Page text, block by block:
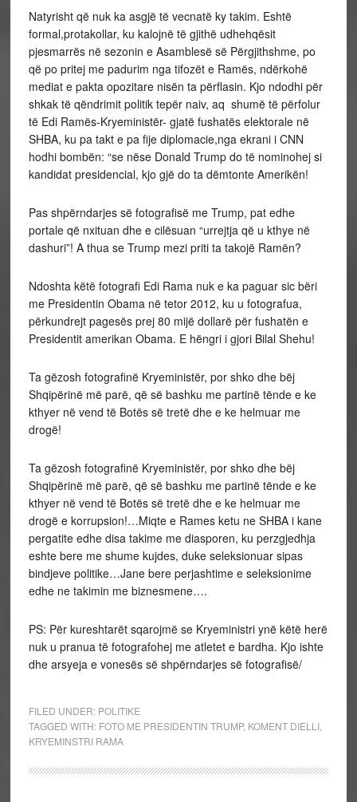
Natyrisht që nuk ka asgjë të vecnatë ky takim. Eshtë
formal,protakollar, ku kalojnë të gjithë udhehqësit
pjesmarrës në sezonin e Asamblesë së Përgjithshme, po
që po pritej me padurim nga tifozët e Ramës, ndërkohë
mediat e pakta opozitare nisën ta përflasin. Kjo ndodhi për
shkak të qëndrimit politik tepër naiv, aq shumë të përfolur
të Edi Ramës-Kryeministër- gjatë fushatës elektorale në
SHBA, ku pa takt e pa fije diplomacie,nga ekrani i CNN
hodhi bombën: “se nëse Donald Trump do të nominohej si
kandidat presidencial, kjo gjë do ta dëmtonte Amerikën!
Pas shpërndarjes së fotografisë me Trump, pat edhe
portale që nxituan dhe e cilësuan “urrejtja që u kthye në
dashuri”! A thua se Trump mezi priti ta takojë Ramën?
Ndoshta këtë fotografi Edi Rama nuk e ka paguar sic bëri
me Presidentin Obama në tetor 2012, ku u fotografua,
përkundrejt pagesës prej 80 mijë dollarë për fushatën e
Presidentit amerikan Obama. E hëngri i gjori Bilal Shehu!
Ta gëzosh fotografinë Kryeministër, por shko dhe bëj
Shqipërinë më parë, që së bashku me partinë tënde e ke
kthyer në vend të Botës së tretë dhe e ke helmuar me
drogë!
Ta gëzosh fotografinë Kryeministër, por shko dhe bëj
Shqipërinë më parë, që së bashku me partinë tënde e ke
kthyer në vend të Botës së tretë dhe e ke helmuar me
drogë e korrupsion!…Miqte e Rames ketu ne SHBA i kane
pergatite edhe disa takime me diasporen, ku perzgjedhja
eshte bere me shume kujdes, duke seleksionuar sipas
bindjeve politike…Jane bere perjashtime e seleksionime
edhe ne takimin me biznesmene….
PS: Për kureshtarët sqarojmë se Kryeministri ynë këtë herë
nuk u pranua të fotografohej me atletet e bardha. Kjo ishte
dhe arsyeja e vonesës së shpërndarjes së fotografisë/
FILED UNDER: POLITIKE
TAGGED WITH: FOTO ME PRESIDENTIN TRUMP, KOMENT DIELLI,
KRYEMINSTRI RAMA